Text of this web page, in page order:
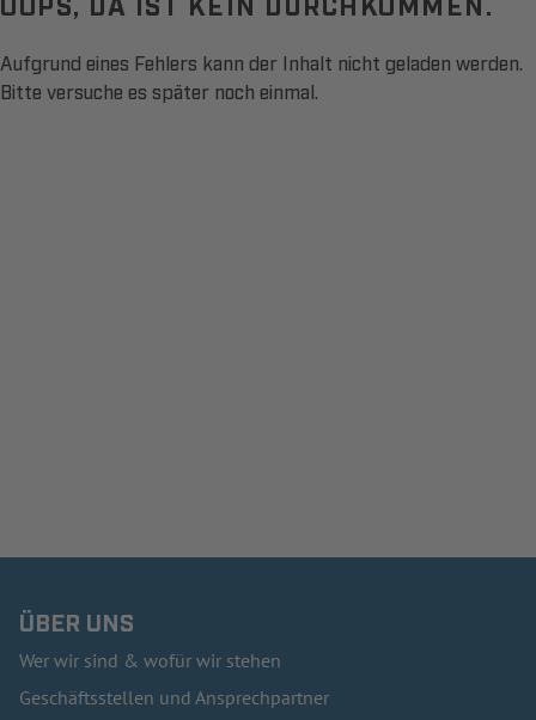
Aufgrund eines Fehlers kann der Inhalt nicht geladen werden.
Bitte versuche es später noch einmal.
ÜBER UNS
Wer wir sind & wofür wir stehen
Geschäftsstellen und Ansprechpartner